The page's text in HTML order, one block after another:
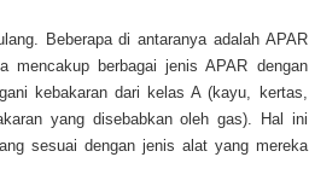
Beberapa di antaranya adalah APAR
mencakup berbagai jenis APAR dengan
kebakaran dari kelas A (kayu, kertas,
yang disebabkan oleh gas). Hal ini
sesuai dengan jenis alat yang mereka